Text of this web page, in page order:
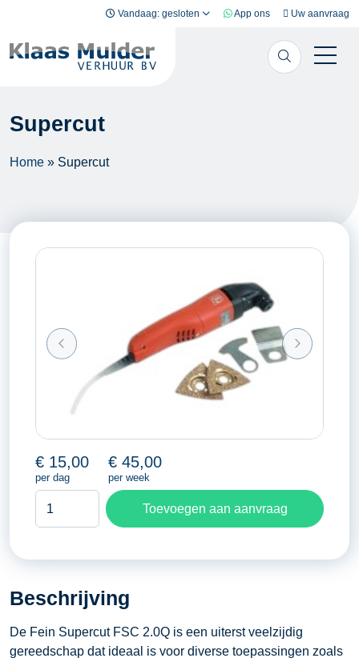
Vandaag: gesloten App ons Uw aanvraag
Supercut
Home » Supercut
€ 15,00
per dag
€ 45,00
per week
Toevoegen aan aanvraag
Beschrijving
De Fein Supercut FSC 2.0Q is een uiterst veelzijdig
gereedschap dat ideaal is voor diverse toepassingen zoals